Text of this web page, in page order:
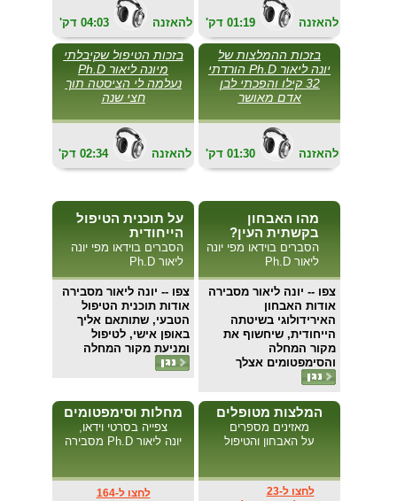
'דק 04:03 להאזנה 'דק 01:19 להאזנה
בזכות הטיפול שקיבלתי
מיונה ליאור Ph.D
נעלמה לי הציסטה תוך
חצי שנה
02:34 להאזנה
בזכות ההמלצות של
יונה ליאור Ph.D הורדתי
32 קילו והפכתי לבן
אדם מאושר
'דק 01:30 להאזנה
על תוכנית הטיפול
הייחודית
הסברים בוידאו מפי יונה
ליאור Ph.D
צפו -- יונה ליאור מסבירה
אודות תוכנית הטיפול
הטבעי, שתותאם אליך
באופן אישי, לטיפול
ומניעת מקור המחלה
מהו האבחון
בקשתית העין?
הסברים בוידאו מפי יונה
ליאור Ph.D
צפו -- יונה ליאור מסבירה
אודות האבחון
האירידולוגי בשיטתה
הייחודית, שיחשוף את
מקור המחלה
והסימפטומים אצלך
מחלות וסימפטומים
צפייה בסרטי וידאו,
יונה ליאור Ph.D מסבירה
לחצו ל-164
המלצות מטופלים
מאזינים מספרים
על האבחון והטיפול
לחצו ל-23